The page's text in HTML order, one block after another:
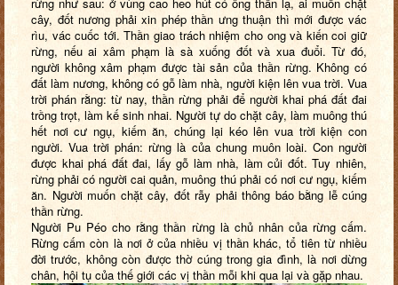
rừng như sau: ở vùng cao heo hút có ông thần lạ, ai muốn chặt
cây, đốt nương phải xin phép thần ưng thuận thì mới được vác
rìu, vác cuốc tới. Thần giao trách nhiệm cho ong và kiến coi giữ
rừng, nếu ai xâm phạm là sà xuống đốt và xua đuổi. Từ đó,
người không xâm phạm được tài sản của thần rừng. Không có
đất làm nương, không có gỗ làm nhà, người kiện lên vua trời. Vua
trời phán rằng: từ nay, thần rừng phải để người khai phá đất đai
trồng trọt, làm kế sinh nhai. Người tự do chặt cây, làm muông thú
hết nơi cư ngụ, kiếm ăn, chúng lại kéo lên vua trời kiện con
người. Vua trời phán: rừng là của chung muôn loài. Con người
được khai phá đất đai, lấy gỗ làm nhà, làm củi đốt. Tuy nhiên,
rừng phải có người cai quản, muông thú phải có nơi cư ngụ, kiếm
ăn. Người muốn chặt cây, đốt rẫy phải thông báo bằng lễ cúng
thần rừng.
Người Pu Péo cho rằng thần rừng là chủ nhân của rừng cấm.
Rừng cấm còn là nơi ở của nhiều vị thần khác, tổ tiên từ nhiều
đời trước, không còn được thờ cúng trong gia đình, là nơi dừng
chân, hội tụ của thế giới các vị thần mỗi khi qua lại và gặp nhau.